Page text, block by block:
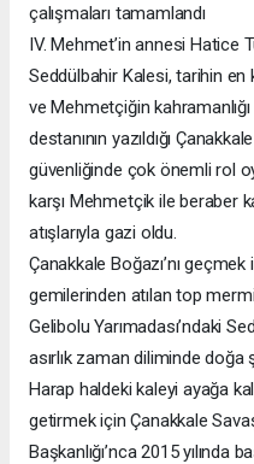
çalışmaları tamamlandı
IV. Mehmet’in annesi Hatice
Seddülbahir Kalesi, tarihin en
ve Mehmetçiğin
destanının yazıldığı
güvenliğinde çok önemli rol
karşı Mehmetçik ile beraber
atışlarıyla gazi oldu.
Çanakkale Boğazı’nı
gemilerinden atılan top
Gelibolu Yarımadası’ndaki
asırlık zaman diliminde
Harap haldeki kaleyi ayağa
getirmek için Çanakkale
Başkanlığı’nca 2015 yılında